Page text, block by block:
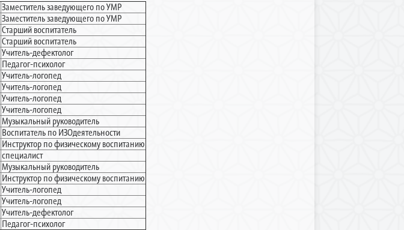
Заместитель заведующего по УМР
Заместитель заведующего по УМР
Старший воспитатель
Старший воспитатель
Учитель-дефектолог
Педагог-психолог
Учитель-логопед
Учитель-логопед
Учитель-логопед
Учитель-логопед
Музыкальный руководитель
Воспитатель по ИЗОдеятельности
Инструктор по физическому воспитанию
специалист
Музыкальный руководитель
Инструктор по физическому воспитанию
Учитель-логопед
Учитель-логопед
Учитель-дефектолог
Педагог-психолог